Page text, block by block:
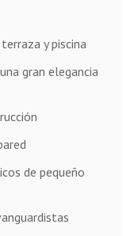
y piscina
gran elegancia
de pequeño